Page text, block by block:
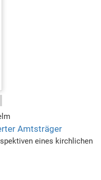
Amtsträger
eines kirchlichen